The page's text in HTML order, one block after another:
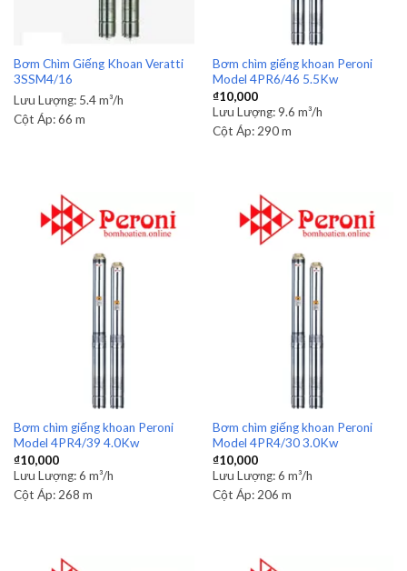
Bơm Chìm Giếng Khoan Veratti
3SSM4/16
Lưu Lượng: 5.4 m³/h
Cột Áp:66 m
Bơm chìm giếng khoan Peroni
Model 4PR6/46 5.5Kw
₫10,000
Lưu Lượng:9.6 m³/h
Cột Áp: 290 m
Bơm chìm giếng khoan Peroni
Model 4PR4/39 4.0Kw
₫10,000
Lưu Lượng:6 m³/h
Cột Áp: 268 m
Bơm chìm giếng khoan Peroni
Model 4PR4/30 3.0Kw
₫10,000
Lưu Lượng:6 m³/h
Cột Áp: 206 m